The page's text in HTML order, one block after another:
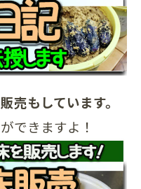
売もしています。
できますよ！